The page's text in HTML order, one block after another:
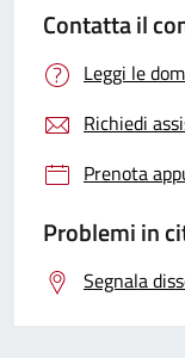
Contatta il
Leggi le
Richiedi
Prenota
Problemi in
Segnala